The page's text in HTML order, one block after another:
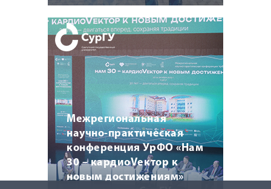
Межрегиональная
научно-практическая
конференция УрФО «Нам
30 – кардиоVектор к
новым достижениям»